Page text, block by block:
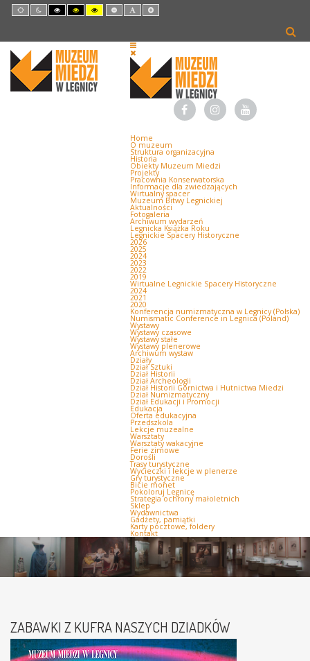
Default
mode
Night
mode
High
Contrast
High
Contrast
High
Contrast
Set
SmallerDefault
Set
Larger
Home
O muzeum
Struktura organizacyjna
Historia
Obiekty Muzeum Miedzi
Projekty
Pracownia Konserwatorska
Informacje dla zwiedzających
Wirtualny spacer
Muzeum Bitwy Legnickiej
Aktualności
Fotogaleria
Archiwum wydarzeń
Legnicka Książka Roku
Legnickie Spacery Historyczne
2026
2025
2024
2023
2022
2019
Wirtualne Legnickie Spacery Historyczne
2024
2021
2020
Konferencja numizmatyczna w Legnicy (Polska)
Numismatic Conference in Legnica (Poland)
Wystawy
Wystawy czasowe
Wystawy stałe
Wystawy plenerowe
Archiwum wystaw
Działy
Dział Sztuki
Dział Historii
Dział Archeologii
Dział Historii Górnictwa i Hutnictwa Miedzi
Dział Numizmatyczny
Dział Edukacji i Promocji
Edukacja
Oferta edukacyjna
Przedszkola
Lekcje muzealne
Warsztaty
Warsztaty wakacyjne
Ferie zimowe
Dorośli
Trasy turystyczne
Wycieczki i lekcje w plenerze
Gry turystyczne
Bicie monet
Pokoloruj Legnicę
Strategia ochrony małoletnich
Sklep
Wydawnictwa
Gadżety, pamiątki
Karty pocztowe, foldery
Kontakt
ZABAWKI Z KUFRA NASZYCH DZIADKÓW